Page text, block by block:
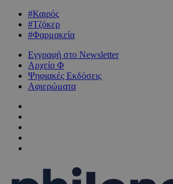
#Καιρός
#Τζόκερ
#Φαρμακεία
Εγγραφή στο Newsletter
Αρχείο Φ
Ψηφιακές Εκδόσεις
Αφιερώματα